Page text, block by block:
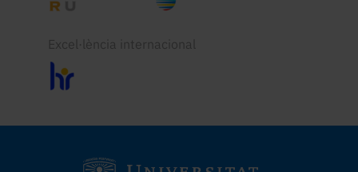
Excel·lència internacional